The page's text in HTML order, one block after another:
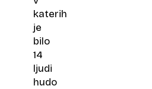
katerih
je
bilo
14
ljudi
hudo